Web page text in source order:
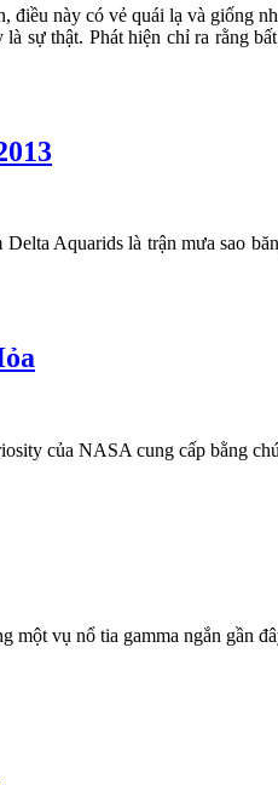
này có vẻ quái lạ và giống
sự thật. Phát hiện chỉ ra rằng
Aquarids là trận mưa sao
của NASA cung cấp bằng
một vụ nổ tia gamma ngắn gần